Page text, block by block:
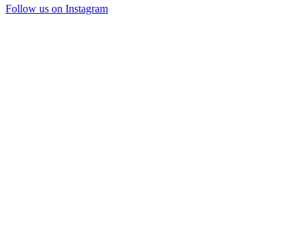
Follow us on Instagram